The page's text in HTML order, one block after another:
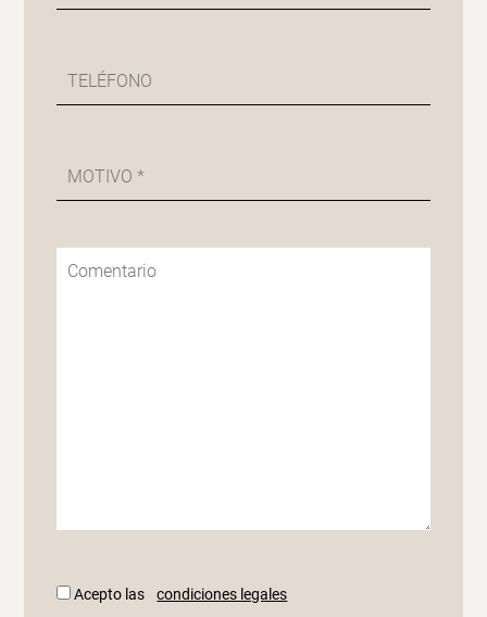
Acepto las condiciones legales